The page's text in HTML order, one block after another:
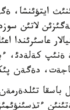
ايتؤئنشا،
لاتئن
عاسئرئندا
ةنئپ
دةگةن
تئلدةرمةن